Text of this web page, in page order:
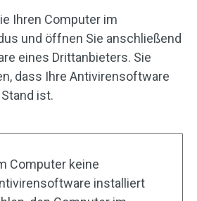
Ihren Computer im
und öffnen Sie anschließend
eines Drittanbieters. Sie
dass Ihre Antivirensoftware
ist.
Computer keine
installiert